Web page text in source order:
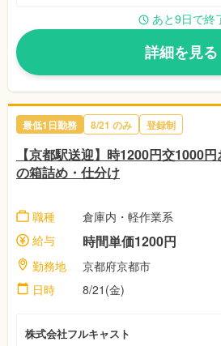
あと9日で終
詳細を見る
最低1日勤務 8/21 のみ 登録制
【京都駅送迎】時1200円交1000
の箱詰め・仕分け
職種
倉庫内・軽作業系
給与
時間単価1200円
勤務地
京都府京都市
日時
8/21(金)
株式会社フルキャスト